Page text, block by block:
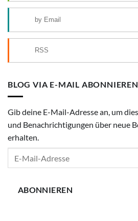
by Email
RSS
BLOG VIA E-MAIL ABONNIEREN
Gib deine E-Mail-Adresse an, um
und Benachrichtigungen über neue
erhalten.
ABONNIEREN